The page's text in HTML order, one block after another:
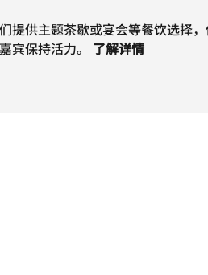
提供主题茶歇或宴会等餐饮选择
宾保持活力。
了解详情